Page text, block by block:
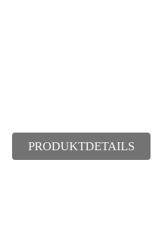
PRODUKTDETAILS